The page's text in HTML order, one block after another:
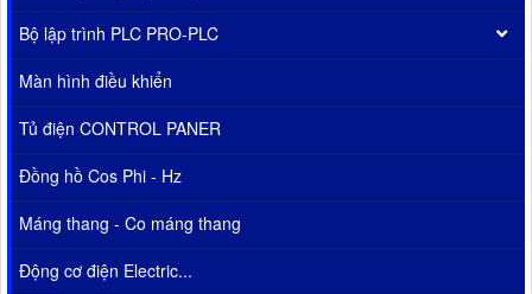
Bộ lập trình PLC PRO-PLC
Màn hình điều khiển
Tủ điện CONTROL PANER
Đồng hồ Cos Phi - Hz
Máng thang - Co máng thang
Động cơ điện Electric...